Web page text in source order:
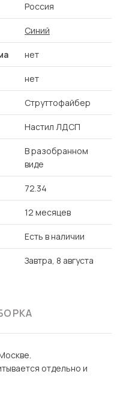
Россия
Синий
нет
нет
Струттофайбер
Настил ЛДСП
В разобранном
виде
72.34
12 месяцев
Есть в наличии
Завтра, 8 августа
отдельно и